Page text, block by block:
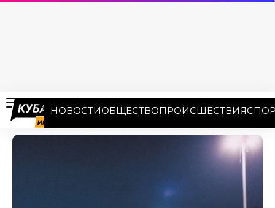
НОВОСТИОБЩЕСТВОПРОИСШЕСТВИЯ